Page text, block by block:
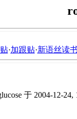
·加跟贴·新语丝读
于 2004-12-24,